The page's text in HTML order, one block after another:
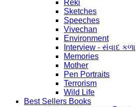
Reki
Sketches
Speeches
Vivechan
Environment
Interview - સંવાદ કળા
Memories
Mother
Pen Portraits
Terrorism
Wild Life
Best Sellers Books